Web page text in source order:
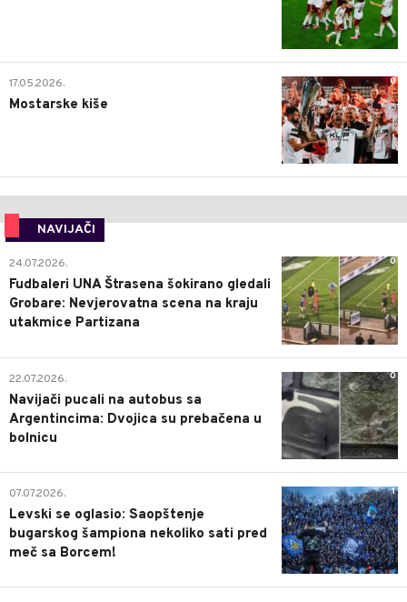
0
17.05.2026.
Mostarske kiše
NAVIJAČI
0
24.07.2026.
Fudbaleri UNA Štrasena šokirano gledali
Grobare: Nevjerovatna scena na kraju
utakmice Partizana
0
22.07.2026.
Navijači pucali na autobus sa
Argentincima: Dvojica su prebačena u
bolnicu
1
07.07.2026.
Levski se oglasio: Saopštenje
bugarskog šampiona nekoliko sati pred
meč sa Borcem!